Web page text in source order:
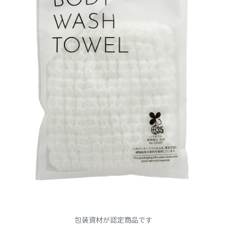
包装資材が認定商品です